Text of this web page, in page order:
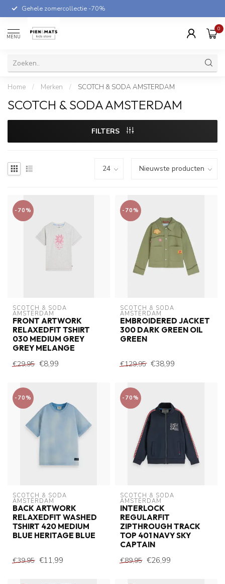
Gehele zomercollectie -70%
MENU
0
Home / Merken / SCOTCH & SODA AMSTERDAM
SCOTCH & SODA AMSTERDAM
FILTERS
-70%
SCOTCH & SODA
AMSTERDAM
FRONT ARTWORK
RELAXEDFIT TSHIRT
030 MEDIUM GREY
GREY MELANGE
€29,95 €8,99
-70%
SCOTCH & SODA
AMSTERDAM
EMBROIDERED JACKET
300 DARK GREEN OIL
GREEN
€129,95 €38,99
-70%
SCOTCH & SODA
AMSTERDAM
BACK ARTWORK
RELAXEDFIT WASHED
TSHIRT 420 MEDIUM
BLUE HERITAGE BLUE
€39,95 €11,99
-70%
SCOTCH & SODA
AMSTERDAM
INTERLOCK
REGULARFIT
ZIPTHROUGH TRACK
TOP 401 NAVY SKY
CAPTAIN
€89,95 €26,99